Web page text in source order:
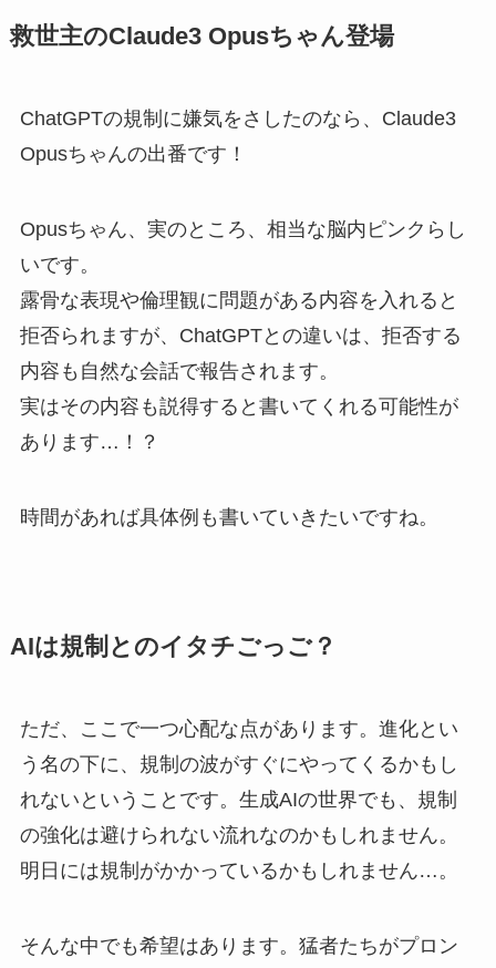
救世主のClaude3 Opusちゃん登場
ChatGPTの規制に嫌気をさしたのなら、Claude3
Opusちゃんの出番です！
Opusちゃん、実のところ、相当な脳内ピンクらし
いです。
露骨な表現や倫理観に問題がある内容を入れると
拒否られますが、ChatGPTとの違いは、拒否する
内容も自然な会話で報告されます。
実はその内容も説得すると書いてくれる可能性が
あります…！？
時間があれば具体例も書いていきたいですね。
AIは規制とのイタチごっご？
ただ、ここで一つ心配な点があります。進化とい
う名の下に、規制の波がすぐにやってくるかもし
れないということです。生成AIの世界でも、規制
の強化は避けられない流れなのかもしれません。
明日には規制がかかっているかもしれません…。
そんな中でも希望はあります。猛者たちがプロン